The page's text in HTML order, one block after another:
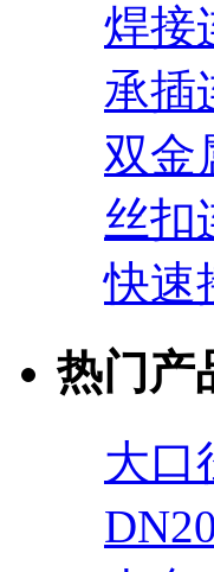
焊接
承插
双金
丝扣
快速
热门产
大口